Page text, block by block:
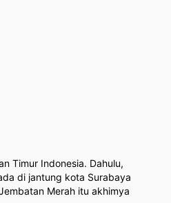
Timur Indonesia. Dahulu,
di jantung kota Surabaya
Merah itu akhimya